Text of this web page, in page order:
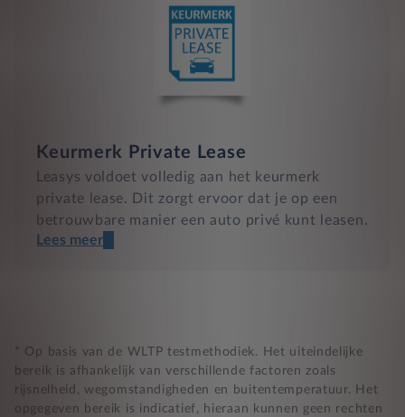
Keurmerk Private Lease
Leasys voldoet volledig aan het keurmerk
private lease. Dit zorgt ervoor dat je op een
betrouwbare manier een auto privé kunt leasen.
Nooit te hoge financiële lasten
BB 14 dagen bedenktijd
Lees meer
* Op basis van de WLTP testmethodiek. Het uiteindelijke
bereik is afhankelijk van verschillende factoren zoals
rijsnelheid, wegomstandigheden en buitentemperatuur. Het
opgegeven bereik is indicatief, hieraan kunnen geen rechten